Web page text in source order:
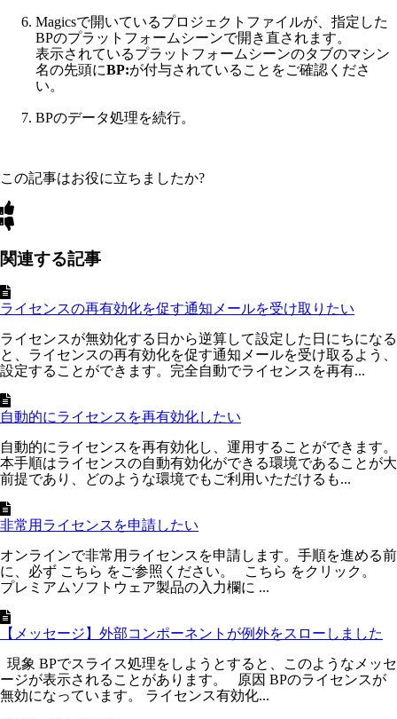
Magicsで開いているプロジェクトファイルが、指定した
BPのプラットフォームシーンで開き直されます。
表示されているプラットフォームシーンのタブのマシン
名の先頭にBP:が付与されていることをご確認くださ
い。
BPのデータ処理を続行。
この記事はお役に立ちましたか?
関連する記事
ライセンスの再有効化を促す通知メールを受け取りたい
ライセンスが無効化する日から逆算して設定した日にちになる
と、ライセンスの再有効化を促す通知メールを受け取るよう、
設定することができます。完全自動でライセンスを再有...
自動的にライセンスを再有効化したい
自動的にライセンスを再有効化し、運用することができます。
本手順はライセンスの自動有効化ができる環境であることが大
前提であり、どのような環境でもご利用いただけるも...
非常用ライセンスを申請したい
オンラインで非常用ライセンスを申請します。手順を進める前
に、必ず こちら をご参照ください。 こちら をクリック。
プレミアムソフトウェア製品の入力欄に ...
【メッセージ】外部コンポーネントが例外をスローしました
現象 BPでスライス処理をしようとすると、このようなメッセ
ージが表示されることがあります。 原因 BPのライセンスが
無効になっています。 ライセンス有効化...